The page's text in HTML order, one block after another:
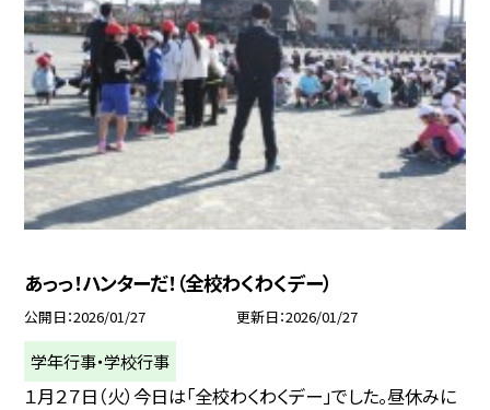
あっっ！ハンターだ！（全校わくわくデー）
公開日 2026/01/27 更新日 2026/01/27
学年行事・学校行事
１月２７日（火）今日は「全校わくわくデー」でした。昼休みに